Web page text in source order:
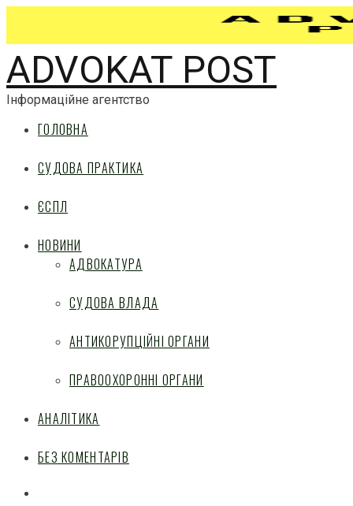
ADVOKAT POST
Інформаційне агентство
ГОЛОВНА
СУДОВА ПРАКТИКА
ЄСПЛ
НОВИНИ
АДВОКАТУРА
СУДОВА ВЛАДА
АНТИКОРУПЦІЙНІ ОРГАНИ
ПРАВООХОРОННІ ОРГАНИ
АНАЛІТИКА
БЕЗ КОМЕНТАРІВ